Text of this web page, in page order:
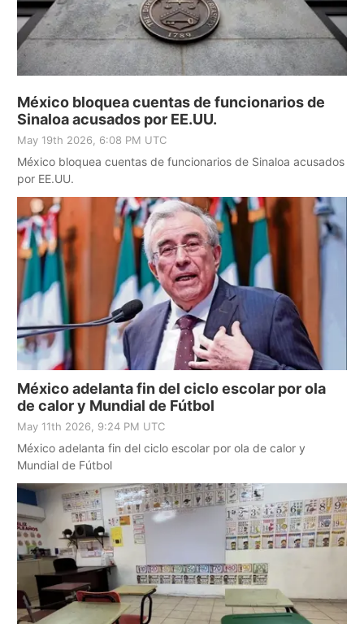
México bloquea cuentas de funcionarios de
Sinaloa acusados por EE.UU.
May 19th 2026, 6:08 PM UTC
México bloquea cuentas de funcionarios de Sinaloa acusados
por EE.UU.
México adelanta fin del ciclo escolar por ola
de calor y Mundial de Fútbol
May 11th 2026, 9:24 PM UTC
México adelanta fin del ciclo escolar por ola de calor y
Mundial de Fútbol